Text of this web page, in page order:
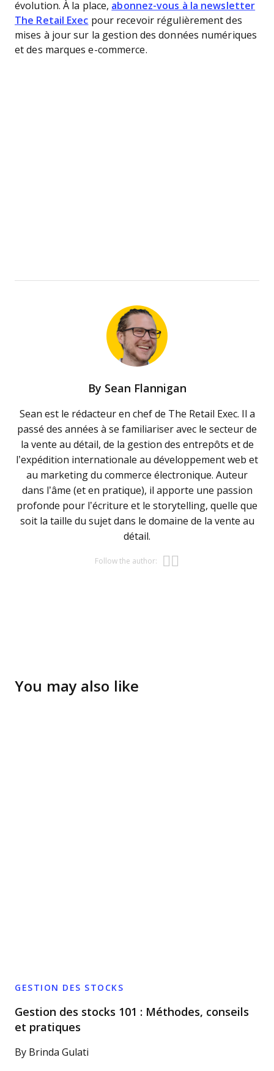
évolution. À la place, abonnez-vous à la newsletter
The Retail Exec pour recevoir régulièrement des
mises à jour sur la gestion des données numériques
et des marques e-commerce.
By Sean Flannigan
Sean est le rédacteur en chef de The Retail Exec. Il a
passé des années à se familiariser avec le secteur de
la vente au détail, de la gestion des entrepôts et de
l’expédition internationale au développement web et
au marketing du commerce électronique. Auteur
dans l’âme (et en pratique), il apporte une passion
profonde pour l’écriture et le storytelling, quelle que
soit la taille du sujet dans le domaine de la vente au
détail.
Follow the author: Opens new
You may also like
GESTION DES STOCKS
Gestion des stocks 101 : Méthodes, conseils
et pratiques
By Brinda Gulati